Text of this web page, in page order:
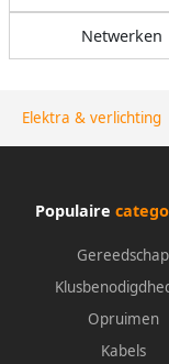
Elektra & verlichting
Netwerken
Populaire
Gereedschap
Opruimen
Kabels